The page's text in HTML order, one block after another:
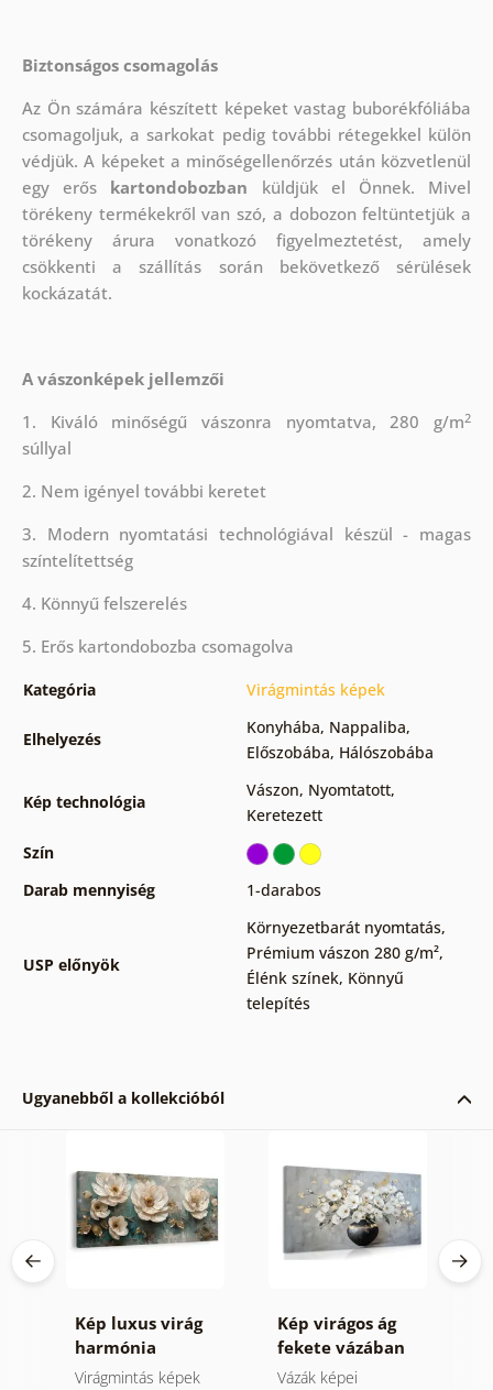
Biztonságos csomagolás
Az Ön számára készített képeket vastag buborékfóliába
csomagoljuk, a sarkokat pedig további rétegekkel külön
védjük.A képeket a minőségellenőrzés után közvetlenül
egy erős kartondobozban küldjük el Önnek. Mivel
törékeny termékekről van szó, a dobozon feltüntetjük a
törékeny árura vonatkozó figyelmeztetést, amely
csökkenti a szállítás során bekövetkező sérülések
kockázatát.
A vászonképek jellemzői
1. Kiváló minőségű vászonra nyomtatva, 280 g/m2
súllyal
2. Nem igényel további keretet
3. Modern nyomtatási technológiával készül - magas
színtelítettség
4. Könnyű felszerelés
5. Erős kartondobozba csomagolva
Kategória Virágmintás képek
Elhelyezés
Konyhába, Nappaliba,
Előszobába, Hálószobába
Kép technológia
Vászon, Nyomtatott,
Keretezett
Szín
Darab mennyiség
1-darabos
USP előnyök
Környezetbarát nyomtatás,
Prémium vászon 280 g/m²,
Élénk színek, Könnyű
telepítés
Ugyanebből a kollekcióból
Kép luxus virág
harmónia
Virágmintás képek
Kép virágos ág
fekete vázában
Vázák képei